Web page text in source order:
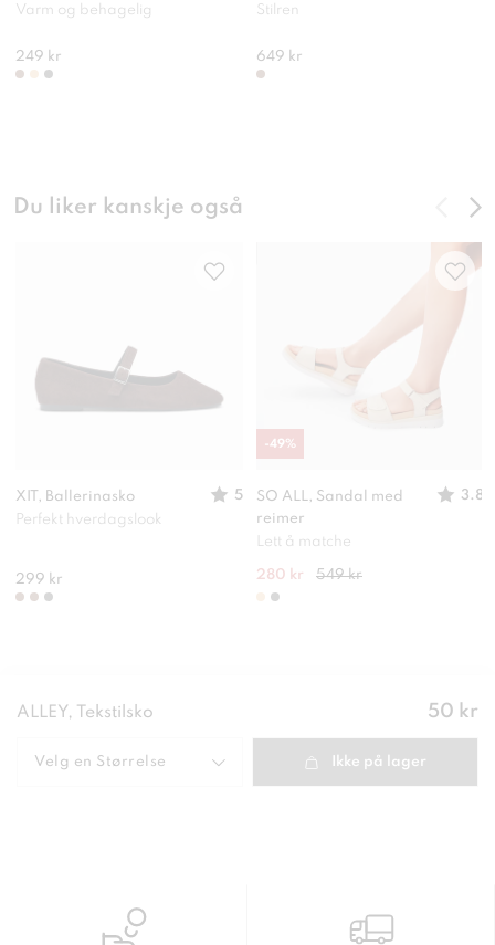
Varm og behagelig
249 kr
Stilren
649 kr
Du liker kanskje også
XIT, Ballerinasko
5
Perfekt hverdagslook
299 kr
SO ALL, Sandal med
reimer
3.8
Lett å matche
280 kr 549 kr
-49%
ALLEY, Tekstilsko Pris:
50 kr
Velg en Størrelse Ikke på lager